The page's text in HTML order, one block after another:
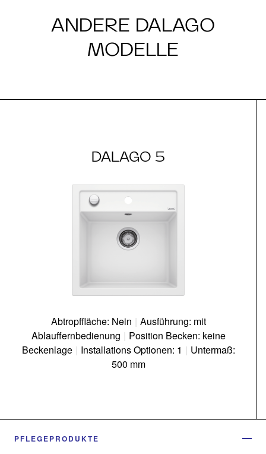
ANDERE DALAGO
MODELLE
DALAGO 5
Abtropffläche: Nein | Ausführung: mit
Ablauffernbedienung | Position Becken: keine
Beckenlage | Installations Optionen: 1 | Untermaß:
500 mm
PFLEGEPRODUKTE